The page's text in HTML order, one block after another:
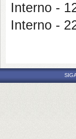
Interno -
Interno -